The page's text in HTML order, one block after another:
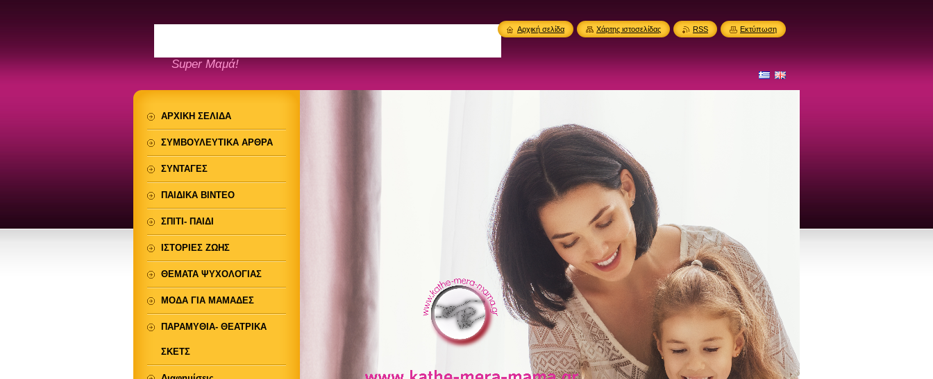
Super Μαμά!
ΑΡΧΙΚΗ ΣΕΛΙΔΑ
ΣΥΜΒΟΥΛΕΥΤΙΚΑ ΑΡΘΡΑ
ΣΥΝΤΑΓΕΣ
ΠΑΙΔΙΚΑ ΒΙΝΤΕΟ
ΣΠΙΤΙ- ΠΑΙΔΙ
ΙΣΤΟΡΙΕΣ ΖΩΗΣ
ΘΕΜΑΤΑ ΨΥΧΟΛΟΓΙΑΣ
ΜΟΔΑ ΓΙΑ ΜΑΜΑΔΕΣ
ΠΑΡΑΜΥΘΙΑ- ΘΕΑΤΡΙΚΑ
ΣΚΕΤΣ
Αρχική σελίδα Χάρτης ιστοσελίδας RSS Εκτύπωση